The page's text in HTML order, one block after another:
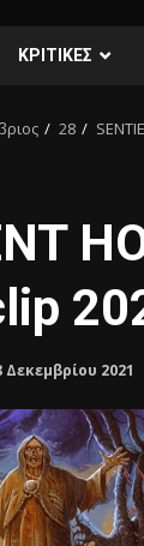
ΚΡΙΤΙΚΕΣ
28
Δεκεμβρίου 2021